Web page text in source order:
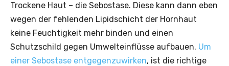
Trockene Haut – die Sebostase. Diese kann dann eben
wegen der fehlenden Lipidschicht der Hornhaut
keine Feuchtigkeit mehr binden und einen
Schutzschild gegen Umwelteinflüsse aufbauen. Um
einer Sebostase entgegenzuwirken, ist die richtige